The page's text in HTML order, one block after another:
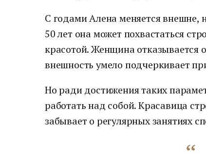
С годами Алена меняется внешне,
50 лет она может похвастаться
красотой. Женщина отказывается
внешность умело подчеркивает
Но ради достижения таких
работать над собой. Красавица
забывает о регулярных занятиях